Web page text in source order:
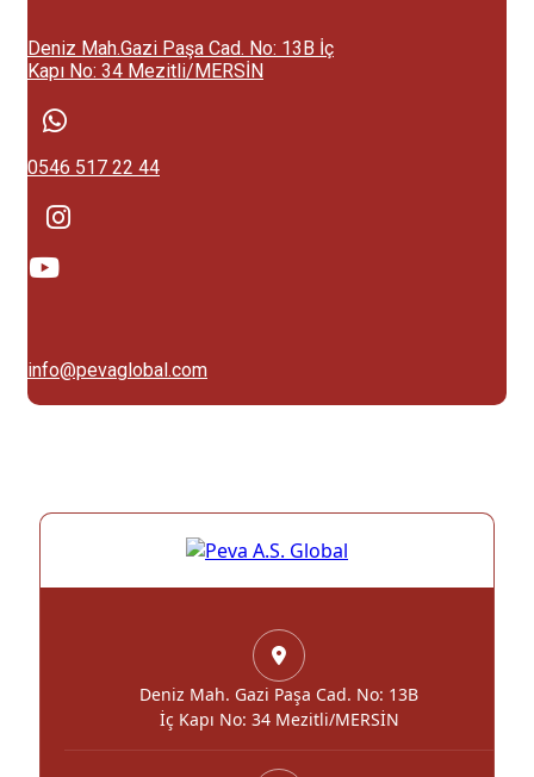
Deniz Mah.Gazi Paşa Cad. No: 13B İç
Kapı No: 34 Mezitli/MERSİN
0546 517 22 44
info@pevaglobal.com
Deniz Mah. Gazi Paşa Cad. No: 13B
İç Kapı No: 34 Mezitli/MERSİN